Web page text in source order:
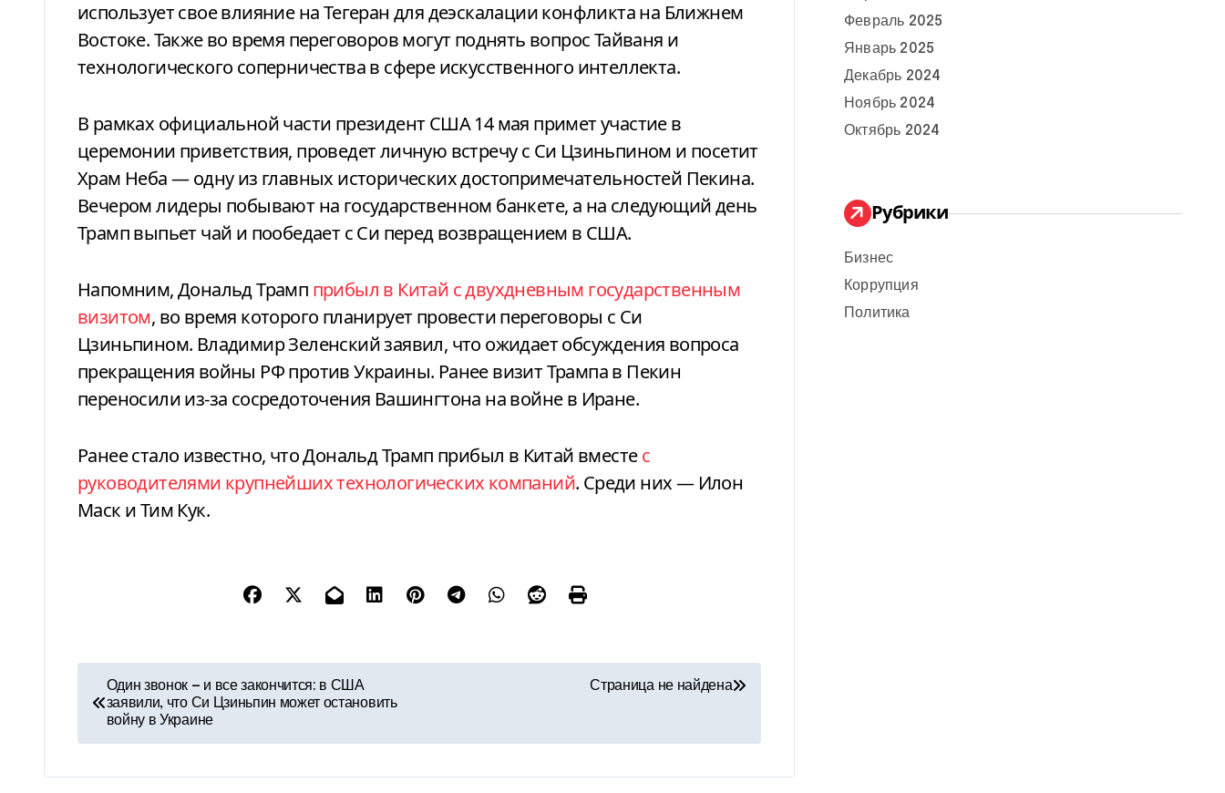
использует свое влияние на Тегеран для деэскалации конфликта на Ближнем
Востоке. Также во время переговоров могут поднять вопрос Тайваня и
технологического соперничества в сфере искусственного интеллекта.
В рамках официальной части президент США 14 мая примет участие в
церемонии приветствия, проведет личную встречу с Си Цзиньпином и посетит
Храм Неба — одну из главных исторических достопримечательностей Пекина.
Вечером лидеры побывают на государственном банкете, а на следующий день
Трамп выпьет чай и пообедает с Си перед возвращением в США.
Напомним, Дональд Трамп прибыл в Китай с двухдневным государственным
визитом, во время которого планирует провести переговоры с Си
Цзиньпином. Владимир Зеленский заявил, что ожидает обсуждения вопроса
прекращения войны РФ против Украины. Ранее визит Трампа в Пекин
переносили из-за сосредоточения Вашингтона на войне в Иране.
Ранее стало известно, что Дональд Трамп прибыл в Китай вместес
руководителями крупнейших технологических компаний. Среди них — Илон
Маск и Тим Кук.
в
Один звонок — и все закончится: в США
заявили, что Си Цзиньпин может остановить
войну в Украине
Страница не найдена
Февраль 2025
Январь 2025
Декабрь 2024
Ноябрь 2024
Октябрь 2024
Рубрики
Бизнес
Коррупция
Политика